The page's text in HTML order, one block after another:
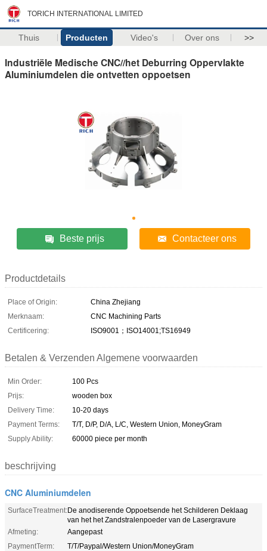
TORICH INTERNATIONAL LIMITED
Thuis Producten Video's Over ons >>
Industriële Medische CNC//het Deburring Oppervlakte
Aluminiumdelen die ontvetten oppoetsen
Beste prijs Contacteer ons
Productdetails
Place of Origin:
China Zhejiang
Merknaam:
CNC Machining Parts
Certificering:
ISO9001；ISO14001;TS16949
Betalen & Verzenden Algemene voorwaarden
Min Order:
100 Pcs
Prijs:
wooden box
Delivery Time:
10-20 days
Payment Terms:
T/T, D/P, D/A, L/C, Western Union, MoneyGram
Supply Ability:
60000 piece per month
beschrijving
CNC Aluminiumdelen
SurfaceTreatment:De anodiserende Oppoetsende het Schilderen Deklaag
van het het Zandstralenpoeder van de Lasergravure
Afmeting:
Aangepast
PaymentTerm:
T/T/Paypal/Western Union/MoneyGram